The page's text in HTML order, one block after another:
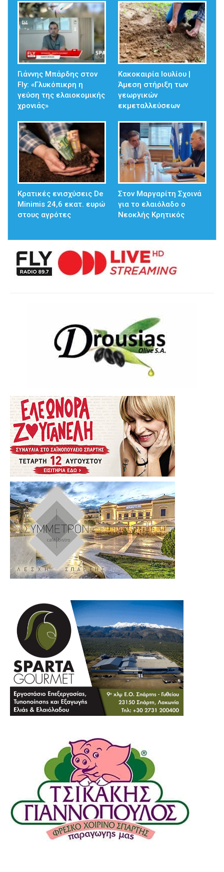
Γιάννης Μπάρδης στον
Fly: «Γλυκόπικρη η
γεύση της ελαιοκομικής
χρονιάς»
Κακοκαιρία Ιουλίου |
Άμεση στήριξη των
γεωργικών
εκμεταλλεύσεων
Κρατικές ενισχύσεις De
Minimis 24,6 εκατ. ευρώ
στους αγρότες
Στον Μαργαρίτη Σχοινά
για το ελαιόλαδο ο
Νεοκλής Κρητικός